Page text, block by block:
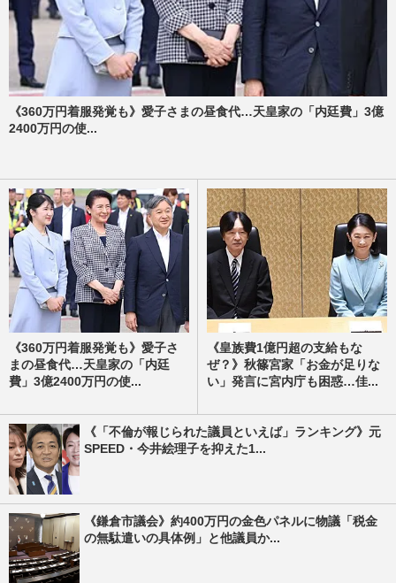
《360万円着服発覚も》愛子さまの昼食代…天皇家の「内廷費」3億
2400万円の使...
《360万円着服発覚も》愛子さ
まの昼食代…天皇家の「内廷
費」3億2400万円の使...
《皇族費1億円超の支給もな
ぜ？》秋篠宮家「お金が足りな
い」発言に宮内庁も困惑…佳...
《「不倫が報じられた議員といえば」ランキング》元
SPEED・今井絵理子を抑えた1...
《鎌倉市議会》約400万円の金色パネルに物議「税金
の無駄遣いの具体例」と他議員か...